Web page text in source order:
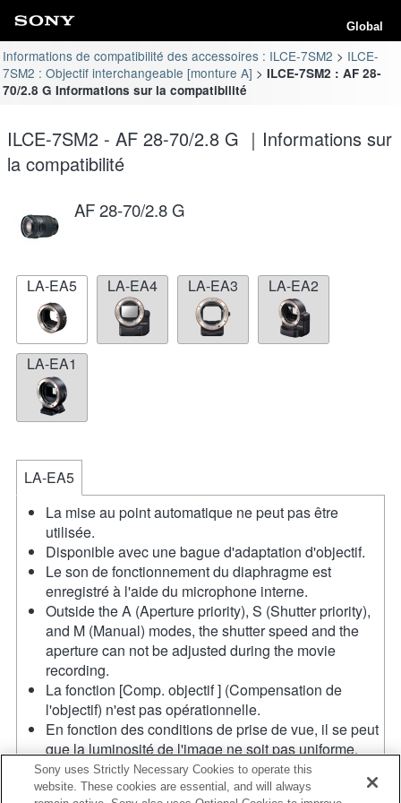
Global
Informations de compatibilité des accessoires : ILCE-7SM2
ILCE-
7SM2 : Objectif interchangeable [monture A]
ILCE-7SM2 : AF 28-
70/2.8 G Informations sur la compatibilité
ILCE-7SM2 - AF 28-70/2.8 G ｜Informations sur
la compatibilité
AF 28-70/2.8 G
LA-EA5 LA-EA4 LA-EA3 LA-EA2
LA-EA1
LA-EA5
La mise au point automatique ne peut pas être
utilisée.
Disponible avec une bague d'adaptation d'objectif.
Le son de fonctionnement du diaphragme est
enregistré à l'aide du microphone interne.
Outside the A (Aperture priority), S (Shutter priority),
and M (Manual) modes, the shutter speed and the
aperture can not be adjusted during the movie
recording.
La fonction [Comp. objectif ] (Compensation de
l'objectif) n'est pas opérationnelle.
En fonction des conditions de prise de vue, il se peut
que la luminosité de l'image ne soit pas uniforme.
Réglez la fonction [Obturat. à rideaux avant] sur [Off].
Si vous fixez l'objectif à monture A à l'aide de
Sony uses Strictly Necessary Cookies to operate this
website. These cookies are essential, and will always